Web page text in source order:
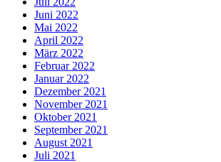
Juni 2022
Mai 2022
April 2022
März 2022
Februar 2022
Januar 2022
Dezember 2021
November 2021
Oktober 2021
September 2021
August 2021
Juli 2021